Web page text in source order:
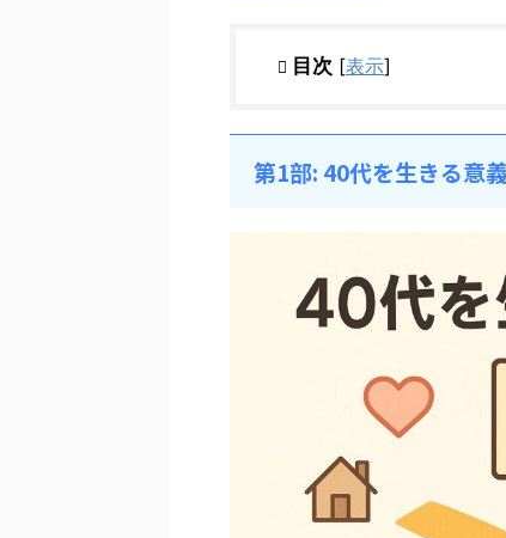
目次 [表示]
第1部: 40代を生きる意